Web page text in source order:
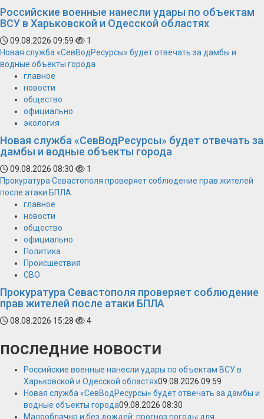
Российские военные нанесли удары по объектам
ВСУ в Харьковской и Одесской областях
09.08.2026 09:59
1
Новая служба «СевВодРесурсы» будет отвечать за дамбы и
водные объекты города
главное
новости
общество
официально
экология
Новая служба «СевВодРесурсы» будет отвечать за
дамбы и водные объекты города
09.08.2026 08:30
1
Прокуратура Севастополя проверяет соблюдение прав жителей
после атаки БПЛА
главное
новости
общество
официально
Политика
Происшествия
СВО
Прокуратура Севастополя проверяет соблюдение
прав жителей после атаки БПЛА
08.08.2026 15:28 4
последние новости
Российские военные нанесли удары по объектам ВСУ в
Харьковской и Одесской областях09.08.2026 09:59
Новая служба «СевВодРесурсы» будет отвечать за дамбы и
водные объекты города09.08.2026 08:30
Малооблачно и без дождей: прогноз погоды для